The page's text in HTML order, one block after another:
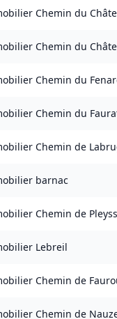
Chemin du
Chemin du
Chemin du
Chemin du
Chemin de
barnac
Chemin de
Lebreil
Chemin de
Chemin de